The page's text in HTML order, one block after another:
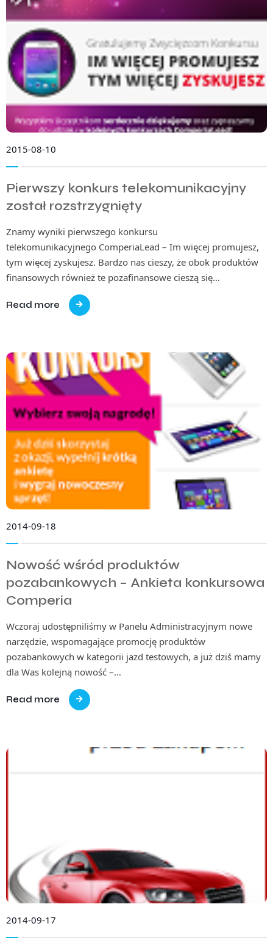
2015-08-10
Pierwszy konkurs telekomunikacyjny
został rozstrzygnięty
Znamy wyniki pierwszego konkursu
telekomunikacyjnego ComperiaLead – Im więcej promujesz,
tym więcej zyskujesz. Bardzo nas cieszy, że obok produktów
finansowych również te pozafinansowe cieszą się…
Read more
2014-09-18
Nowość wśród produktów
pozabankowych – Ankieta konkursowa
Comperia
Wczoraj udostępniliśmy w Panelu Administracyjnym nowe
narzędzie, wspomagające promocję produktów
pozabankowych w kategorii jazd testowych, a już dziś mamy
dla Was kolejną nowość –…
Read more
2014-09-17